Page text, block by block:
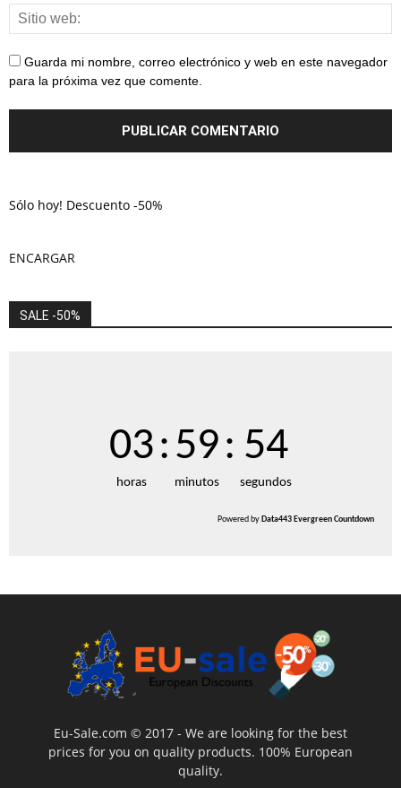
Guarda mi nombre, correo electrónico y web en este navegador
para la próxima vez que comente.
Sólo hoy! Descuento -50%
ENCARGAR
SALE -50%
03
horas
:59
minutos
: 53
segundos
Powered byData443 Evergreen Countdown
Eu-Sale.com © 2017 - We are looking for the best
prices for you on quality products. 100% European
quality.